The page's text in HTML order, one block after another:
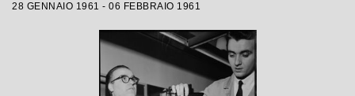
28 GENNAIO 1961 - 06 FEBBRAIO 1961